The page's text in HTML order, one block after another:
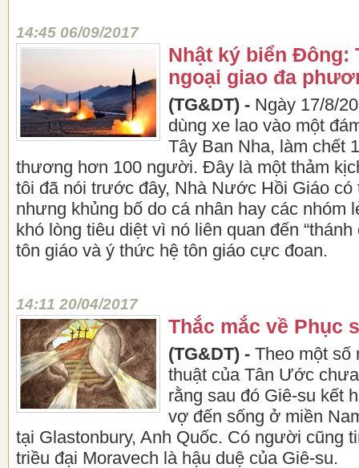
14:45 06/09/2017
Nhật ký biển Đông:
ngoại giao đa
(TG&DT) - Ngày 17/8/
dùng xe lao vào một
Tây Ban Nha, làm chết
thương hơn 100 người. Đây là một thảm
tôi đã nói trước đây, Nhà Nước Hồi Giáo có
nhưng khủng bố do cá nhân hay các nhóm
khó lòng tiêu diệt vì nó liên quan đến
tôn giáo và ý thức hệ tôn giáo cực đoan.
14:11 20/04/2017
Thắc mắc về Phục
(TG&DT) - Theo một
thuật của Tân Ước
rằng sau đó Giê-su kết
vợ đến sống ở miền
tại Glastonbury, Anh Quốc. Có người cũng
triều đại Moravech là hậu duệ của Giê-su.